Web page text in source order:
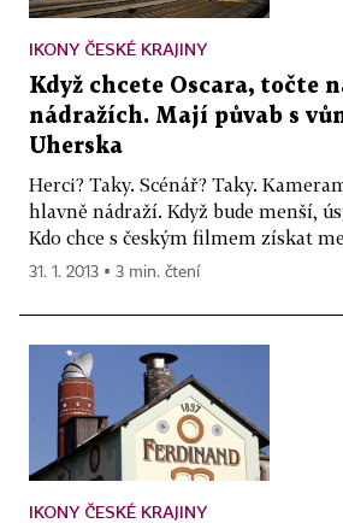
IKONY ČESKÉ KRAJINY
Když chcete Oscara, točte
nádražích. Mají půvab s
Uherska
Herci? Taky. Scénář? Taky.
hlavně nádraží. Když bude menší,
Kdo chce s českým filmem získat
31. 1. 2013 ▪ 3 min. čtení
IKONY ČESKÉ KRAJINY